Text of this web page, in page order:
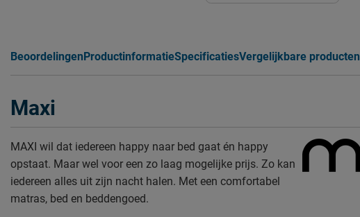
Beoordelingen ProductinformatieSpecificatiesVergelijkbare producten
Maxi
MAXI wil dat iedereen happy naar bed gaat én happy
opstaat. Maar wel voor een zo laag mogelijke prijs. Zo kan
iedereen alles uit zijn nacht halen. Met een comfortabel
matras, bed en beddengoed.